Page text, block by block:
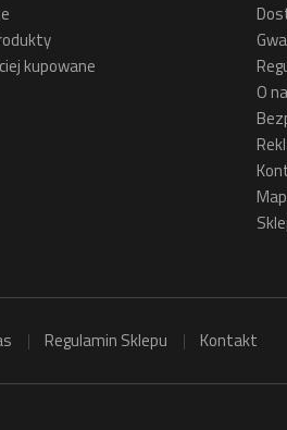
kupowane
O
Regulamin Sklepu Kontakt